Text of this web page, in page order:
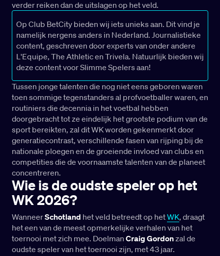
verder reiken dan de uitslagen op het veld.
Op Club BetCity bieden wij iets unieks aan. Dit vind je
namelijk nergens anders in Nederland. Journalistieke
content, geschreven door experts van onder andere
L'Equipe, The Athletic en Trivela. Natuurlijk bieden wij
deze content voor Slimme Spelers aan!
Tussen jonge talenten die nog niet eens geboren waren
toen sommige tegenstanders al profvoetballer waren, en
routiniers die decennia in het voetbal hebben
doorgebracht tot ze eindelijk het grootste podium van de
sport bereikten, zal dit WK worden gekenmerkt door
generatiecontrast, verschillende fasen van rijping bij de
nationale ploegen en de groeiende invloed van clubs en
competities die de voornaamste talenten van de planeet
concentreren.
Wie is de oudste speler op het
WK 2026?
WanneerSchotland het veld betreedt op hetWK, draagt
het een van de meest opmerkelijke verhalen van het
toernooi met zich mee. Doelman Craig Gordonzal de
oudste speler van het toernooi zijn, met 43 jaar.